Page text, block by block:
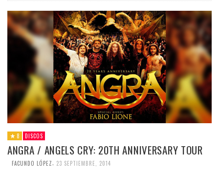
8 DISCOS
ANGRA / ANGELS CRY: 20TH ANNIVERSARY TOUR
FACUNDO LÓPEZ 23 SEPTIEMBRE, 2014